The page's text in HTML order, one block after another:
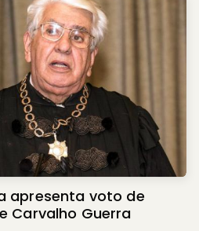
apresenta voto de
Carvalho Guerra